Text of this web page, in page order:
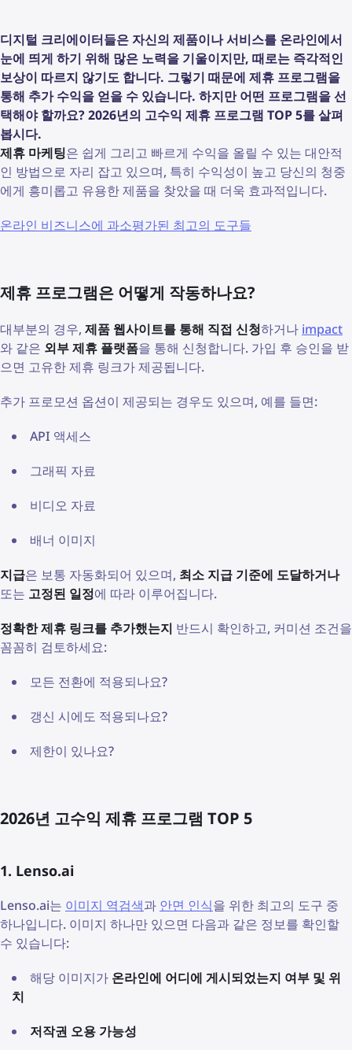
디지털 크리에이터들은 자신의 제품이나 서비스를 온라인에서
눈에 띄게 하기 위해 많은 노력을 기울이지만, 때로는 즉각적인
보상이 따르지 않기도 합니다. 그렇기 때문에 제휴 프로그램을
통해 추가 수익을 얻을 수 있습니다. 하지만 어떤 프로그램을 선
택해야 할까요? 2026년의 고수익 제휴 프로그램 TOP 5를 살펴
봅시다.
제휴 마케팅은 쉽게 그리고 빠르게 수익을 올릴 수 있는 대안적
인 방법으로 자리 잡고 있으며, 특히 수익성이 높고 당신의 청중
에게 흥미롭고 유용한 제품을 찾았을 때 더욱 효과적입니다.
온라인 비즈니스에 과소평가된 최고의 도구들
제휴 프로그램은 어떻게 작동하나요?
대부분의 경우, 제품 웹사이트를 통해 직접 신청하거나 impact
와 같은 외부 제휴 플랫폼을 통해 신청합니다. 가입 후 승인을 받
으면 고유한 제휴 링크가 제공됩니다.
추가 프로모션 옵션이 제공되는 경우도 있으며, 예를 들면:
API 액세스
그래픽 자료
비디오 자료
배너 이미지
지급은 보통 자동화되어 있으며, 최소 지급 기준에 도달하거나
또는 고정된 일정에 따라 이루어집니다.
정확한 제휴 링크를 추가했는지 반드시 확인하고, 커미션 조건을
꼼꼼히 검토하세요:
모든 전환에 적용되나요?
갱신 시에도 적용되나요?
제한이 있나요?
2026년 고수익 제휴 프로그램 TOP 5
1. Lenso.ai
Lenso.ai는 이미지 역검색과 안면 인식을 위한 최고의 도구 중
하나입니다. 이미지 하나만 있으면 다음과 같은 정보를 확인할
수 있습니다:
해당 이미지가 온라인에 어디에 게시되었는지 여부 및 위
치
저작권 오용 가능성